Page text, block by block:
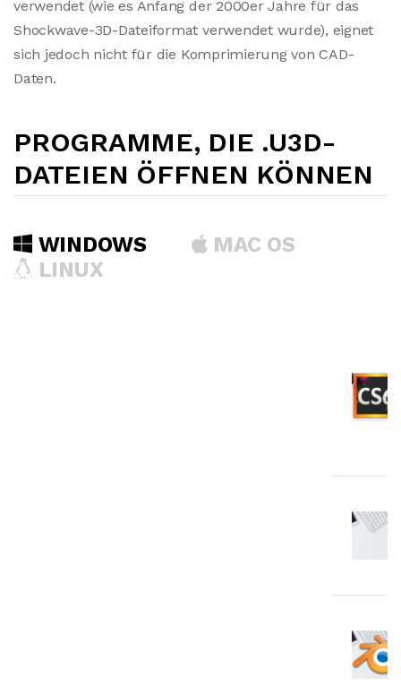
verwendet (wie es Anfang der 2000er Jahre für das
Shockwave-3D-Dateiformat verwendet wurde), eignet
sich jedoch nicht für die Komprimierung von CAD-
Daten.
PROGRAMME, DIE .U3D-
DATEIEN ÖFFNEN KÖNNEN
WINDOWS
MAC OS
LINUX